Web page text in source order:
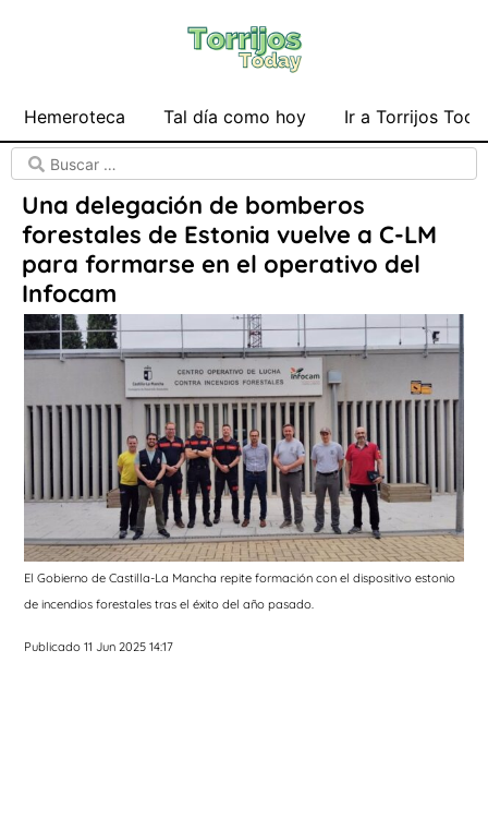
Hemeroteca Tal día como hoy Ir a Torrijos
Una delegación de bomberos
forestales de Estonia vuelve a C-LM
para formarse en el operativo del
Infocam
El Gobierno de Castilla-La Mancha repite formación con el dispositivo estonio
de incendios forestales tras el éxito del año pasado.
Publicado 11 Jun 2025 14:17